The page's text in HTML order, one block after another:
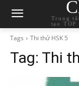
Trung
tạo TOP
Tags Thi thử HSK 5
Tag: Thi